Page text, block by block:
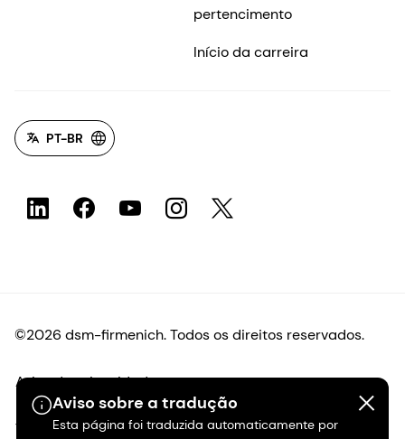
Aviso sobre a tradução
Esta página foi traduzida automaticamente por
pertencimento
Início da carreira
PT-BR
©2026 dsm-firmenich. Todos os direitos reservados.
Aviso de privacidade
Termos de uso